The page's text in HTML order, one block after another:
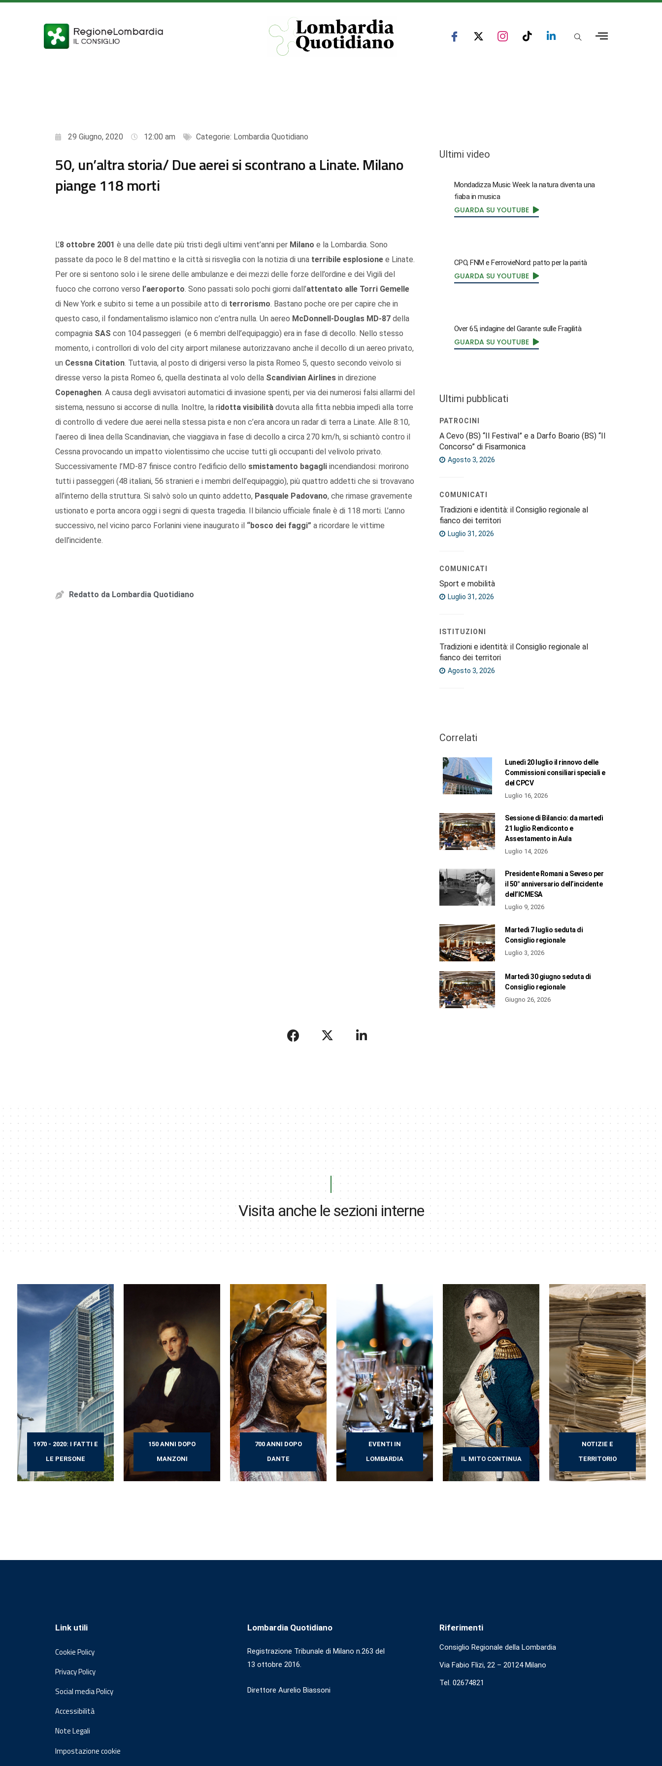
29 Giugno, 2020 12:00 am Categorie: Lombardia Quotidiano
50, un’altra storia/ Due aerei si scontrano a Linate. Milano
piange 118 morti
L’8 ottobre 2001 è una delle date più tristi degli ultimi vent’anni per Milano e la Lombardia. Sono
passate da poco le 8 del mattino e la città si risveglia con la notizia di una terribile esplosione e Linate.
Per ore si sentono solo i le sirene delle ambulanze e dei mezzi delle forze dell’ordine e dei Vigili del
fuoco che corrono verso l’aeroporto. Sono passati solo pochi giorni dall’attentato alle Torri Gemelle
di New York e subito si teme a un possibile atto di terrorismo. Bastano poche ore per capire che in
questo caso, il fondamentalismo islamico non c’entra nulla. Un aereo McDonnell-Douglas MD-87 della
compagnia SAS con 104 passeggeri (e 6 membri dell’equipaggio) era in fase di decollo. Nello stesso
momento, i controllori di volo del city airport milanese autorizzavano anche il decollo di un aereo privato,
un Cessna Citation. Tuttavia, al posto di dirigersi verso la pista Romeo 5, questo secondo veivolo si
diresse verso la pista Romeo 6, quella destinata al volo della Scandivian Airlines in direzione
Copenaghen. A causa degli avvisatori automatici di invasione spenti, per via dei numerosi falsi allarmi del
sistema, nessuno si accorse di nulla. Inoltre, la ridotta visibilità dovuta alla fitta nebbia impedì alla torre
di controllo di vedere due aerei nella stessa pista e non c’era ancora un radar di terra a Linate. Alle 8:10,
l’aereo di linea della Scandinavian, che viaggiava in fase di decollo a circa 270 km/h, si schiantò contro il
Cessna provocando un impatto violentissimo che uccise tutti gli occupanti del velivolo privato.
Successivamente l’MD-87 finisce contro l’edificio dello smistamento bagagli incendiandosi: morirono
tutti i passeggeri (48 italiani, 56 stranieri e i membri dell’equipaggio), più quattro addetti che si trovavano
all’interno della struttura. Si salvò solo un quinto addetto, Pasquale Padovano, che rimase gravemente
ustionato e porta ancora oggi i segni di questa tragedia. Il bilancio ufficiale finale è di 118 morti. L’anno
successivo, nel vicino parco Forlanini viene inaugurato il “bosco dei faggi” a ricordare le vittime
dell’incidente.
Redatto da Lombardia Quotidiano
Ultimi video
Mondadizza Music Week: la natura diventa una
fiaba in musica
GUARDA SU YOUTUBE
CPO, FNM e FerrovieNord: patto per la parità
GUARDA SU YOUTUBE
Over 65, indagine del Garante sulle Fragilità
GUARDA SU YOUTUBE
Ultimi pubblicati
PATROCINI
A Cevo (BS) “Il Festival” e a Darfo Boario (BS) “Il
Concorso” di Fisarmonica
Agosto 3, 2026
COMUNICATI
Tradizioni e identità: il Consiglio regionale al
fianco dei territori
Luglio 31, 2026
COMUNICATI
Sport e mobilità
Luglio 31, 2026
ISTITUZIONI
Tradizioni e identità: il Consiglio regionale al
fianco dei territori
Agosto 3, 2026
Correlati
Lunedì 20 luglio il rinnovo delle
Commissioni consiliari speciali e
del CPCV
Luglio 16, 2026
Sessione di Bilancio: da martedì
21 luglio Rendiconto e
Assestamento in Aula
Luglio 14, 2026
Presidente Romani a Seveso per
il 50° anniversario dell’incidente
dell’ICMESA
Luglio 9, 2026
Martedì 7 luglio seduta di
Consiglio regionale
Luglio 3, 2026
Martedì 30 giugno seduta di
Consiglio regionale
Giugno 26, 2026
Visita anche le sezioni interne
1970 - 2020: I FATTI E
LE PERSONE
150 ANNI DOPO
MANZONI
700 ANNI DOPO
DANTE
EVENTI IN
LOMBARDIA
IL MITO CONTINUA
NOTIZIE E
TERRITORIO
Link utili
Cookie Policy
Privacy Policy
Social media Policy
Accessibilità
Note Legali
Impostazione cookie
Lombardia Quotidiano
Registrazione Tribunale di Milano n.263 del
13 ottobre 2016.
Direttore Aurelio Biassoni
Riferimenti
Consiglio Regionale della Lombardia
Via Fabio Flizi, 22 – 20124 Milano
Tel. 02674821